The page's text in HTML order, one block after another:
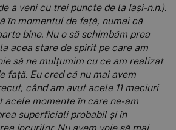
a veni cu trei puncte de la Iași-n.n.).
în momentul de față, numai că
bine. Nu o să schimbăm prea
acea stare de spirit pe care am
să ne mulțumim cu ce am realizat
față. Eu cred că nu mai avem
când am avut acele 11 meciuri
acele momente în care ne-am
superficiali probabil și în